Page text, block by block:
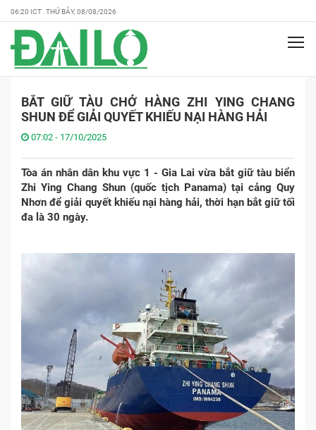
06:20 ICT THỨ BẢY, 08/08/2026
BẮT GIỮ TÀU CHỞ HÀNG ZHI YING CHANG
SHUN ĐỂ GIẢI QUYẾT KHIẾU NẠI HÀNG HẢI
07:02 - 17/10/2025
Tòa án nhân dân khu vực 1 - Gia Lai vừa bắt giữ tàu biển
Zhi Ying Chang Shun (quốc tịch Panama) tại cảng Quy
Nhơn để giải quyết khiếu nại hàng hải, thời hạn bắt giữ tối
đa là 30 ngày.